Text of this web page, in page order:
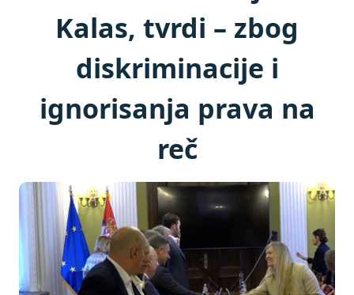
Kalas, tvrdi – zbog
diskriminacije i
ignorisanja prava na
reč